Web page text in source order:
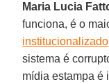
Maria Lucia
funciona, é o
institucionalizado
sistema é
mídia estampa é